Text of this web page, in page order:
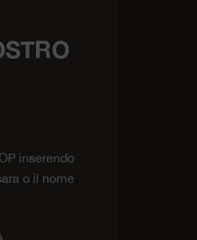
inserendo
o il nome